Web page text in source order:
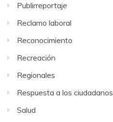
Publirreportaje
Reclamo laboral
Reconocimiento
Recreación
Regionales
Respuesta a los ciudadanos
Salud